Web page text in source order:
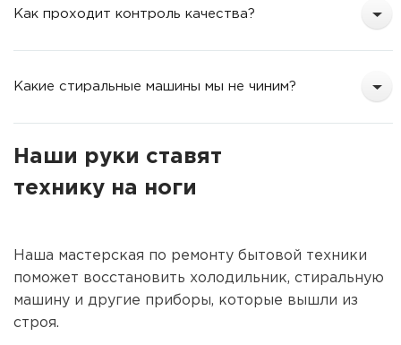
Как проходит контроль качества?
Какие стиральные машины мы не чиним?
Наши руки ставят
технику на ноги
Наша мастерская по ремонту бытовой техники
поможет восстановить холодильник, стиральную
машину и другие приборы, которые вышли из
строя.